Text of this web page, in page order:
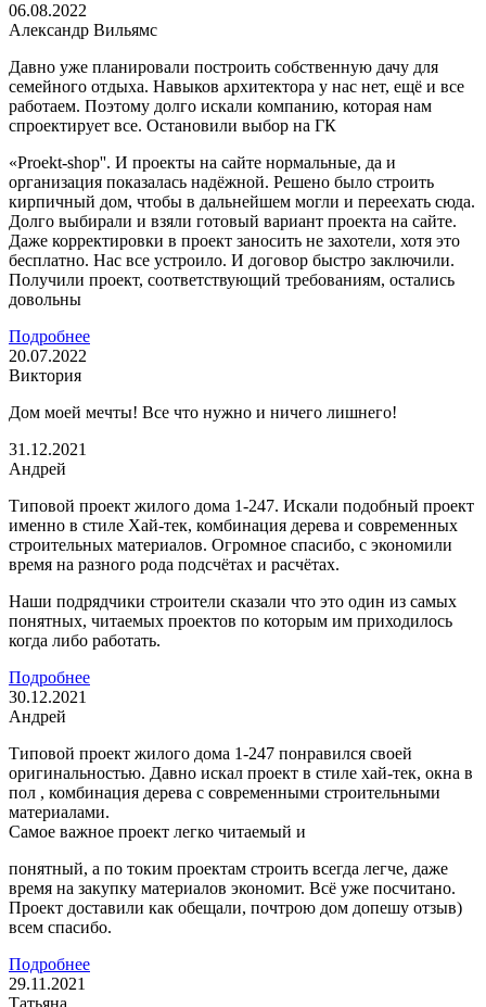
06.08.2022
Александр Вильямс
Давно уже планировали построить собственную дачу для
семейного отдыха. Навыков архитектора у нас нет, ещё и все
работаем. Поэтому долго искали компанию, которая нам
спроектирует все. Остановили выбор на ГК
«Proekt-shop''. И проекты на сайте нормальные, да и
организация показалась надёжной. Решено было строить
кирпичный дом, чтобы в дальнейшем могли и переехать сюда.
Долго выбирали и взяли готовый вариант проекта на сайте.
Даже корректировки в проект заносить не захотели, хотя это
бесплатно. Нас все устроило. И договор быстро заключили.
Получили проект, соответствующий требованиям, остались
довольны
Подробнее
20.07.2022
Виктория
Дом моей мечты! Все что нужно и ничего лишнего!
31.12.2021
Андрей
Типовой проект жилого дома 1-247. Искали подобный проект
именно в стиле Хай-тек, комбинация дерева и современных
строительных материалов. Огромное спасибо, с экономили
время на разного рода подсчётах и расчётах.
Наши подрядчики строители сказали что это один из самых
понятных, читаемых проектов по которым им приходилось
когда либо работать.
Подробнее
30.12.2021
Андрей
Типовой проект жилого дома 1-247 понравился своей
оригинальностью. Давно искал проект в стиле хай-тек, окна в
пол , комбинация дерева с современными строительными
материалами.
Самое важное проект легко читаемый и
понятный, а по токим проектам строить всегда легче, даже
время на закупку материалов экономит. Всё уже посчитано.
Проект доставили как обещали, почтрою дом допешу отзыв)
всем спасибо.
Подробнее
29.11.2021
Татьяна